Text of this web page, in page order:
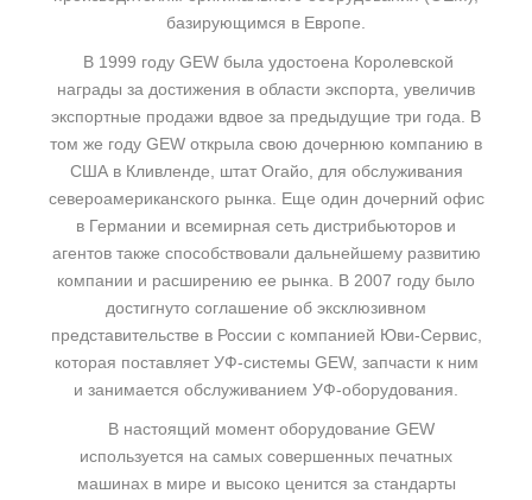
базирующимся в Европе.
В 1999 году GEW была удостоена Королевской
награды за достижения в области экспорта, увеличив
экспортные продажи вдвое за предыдущие три года. В
том же году GEW открыла свою дочернюю компанию в
США в Кливленде, штат Огайо, для обслуживания
североамериканского рынка. Еще один дочерний офис
в Германии и всемирная сеть дистрибьюторов и
агентов также способствовали дальнейшему развитию
компании и расширению ее рынка. В 2007 году было
достигнуто соглашение об эксклюзивном
представительстве в России с компанией Юви-Сервис,
которая поставляет УФ-системы GEW, запчасти к ним
и занимается обслуживанием УФ-оборудования.
В настоящий момент оборудование GEW
используется на самых совершенных печатных
машинах в мире и высоко ценится за стандарты